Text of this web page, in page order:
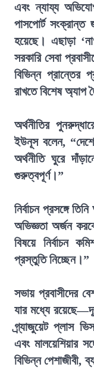
এবং ন্যায্য
পাসপোর্ট
হয়েছে। এছাড়া
সরকারি সেবা
বিভিন্ন প্রান্তের
রাখতে বিশেষ অ্যাপ
অর্থনীতির
ইউনূস বলেন,
অর্থনীতি ঘুরে
গুরুত্বপূর্ণ।”
নির্বাচন প্রসঙ্গে
অভিজ্ঞতা অর্জন
বিষয়ে নির্বাচন
প্রস্তুতি নিচ্ছেন।”
সভায় প্রবাসীদের
যার মধ্যে
গ্র্যাজুয়েট প্লাস
এবং মালয়েশিয়ার
বিভিন্ন পেশাজীবী,